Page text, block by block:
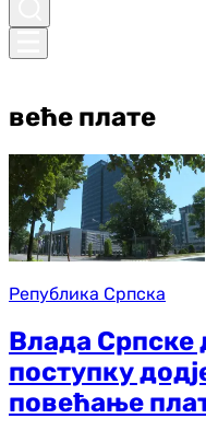
веће плате
Република Српска
Влада Српске
поступку
повећање